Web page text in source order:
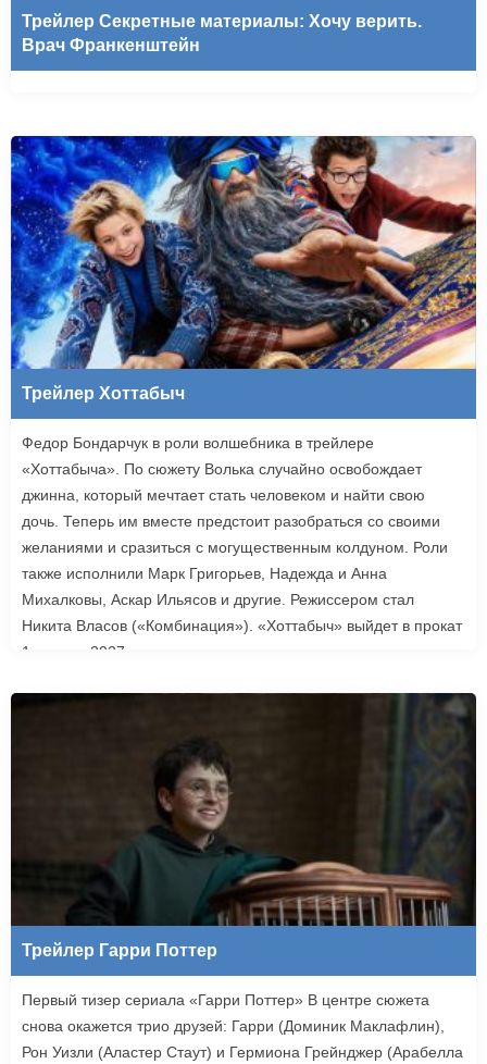
Трейлер Секретные материалы: Хочу верить.
Врач Франкенштейн
Трейлер Хоттабыч
Федор Бондарчук в роли волшебника в трейлере
«Хоттабыча». По сюжету Волька случайно освобождает
джинна, который мечтает стать человеком и найти свою
дочь. Теперь им вместе предстоит разобраться со своими
желаниями и сразиться с могущественным колдуном. Роли
также исполнили Марк Григорьев, Надежда и Анна
Михалковы, Аскар Ильясов и другие. Режиссером стал
Никита Власов («Комбинация»). «Хоттабыч» выйдет в прокат
1 января 2027 года.
Трейлер Гарри Поттер
Первый тизер сериала «Гарри Поттер» В центре сюжета
снова окажется трио друзей: Гарри (Доминик Маклафлин),
Рон Уизли (Аластер Стаут) и Гермиона Грейнджер (Арабелла